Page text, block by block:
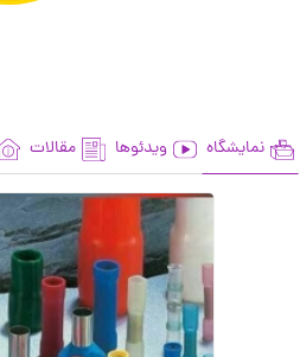
نمایشگاه ویدئوها مقالات